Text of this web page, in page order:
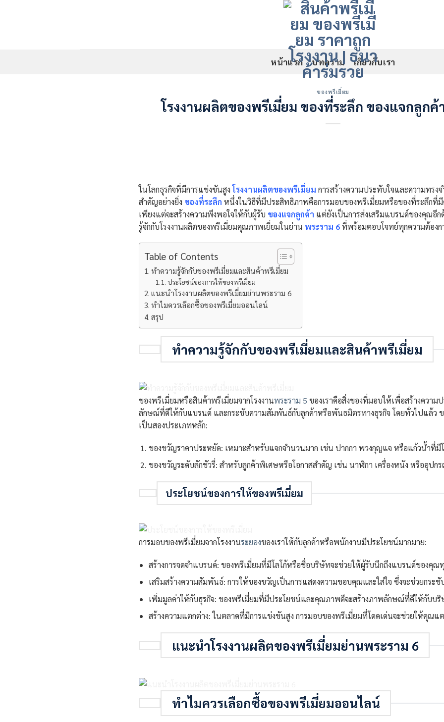
หน้าแรก บทความ เกี่ยวกับเรา
ของพรีเมี่ยม
โรงงานผลิตของพรีเมี่ยม ของที่ระลึก ของแจกลูกค้
ในโลกธุรกิจที่มีการแข่งขันสูงโรงงานผลิตของพรีเมี่ยม การสร้างความประทับใจและความทรง
สำคัญอย่างยิ่ง ของที่ระลึก หนึ่งในวิธีที่มีประสิทธิภาพคือการมอบของพรีเมี่ยมหรือของที่ระลึกที่
เพียงแต่จะสร้างความพึงพอใจให้กับผู้รับ ของแจกลูกค้า แต่ยังเป็นการส่งเสริมแบรนด์ของคุณอี
รู้จักกับโรงงานผลิตของพรีเมี่ยมคุณภาพเยี่ยมในย่าน พระราม 6 ที่พร้อมตอบโจทย์ทุกความต้องก
Table of Contents
ทำความรู้จักกับของพรีเมี่ยมและสินค้าพรีเมี่ยม
ประโยชน์ของการให้ของพรีเมี่ยม
แนะนำโรงงานผลิตของพรีเมี่ยมย่านพระราม 6
ทำไมควรเลือกซื้อของพรีเมี่ยมออนไลน์
สรุป
ทำความรู้จักกับของพรีเมี่ยมและสินค้าพรีเมี่ยม
ของพรีเมี่ยมหรือสินค้าพรีเมี่ยมจากโรงงานพระราม 5 ของเราคือสิ่งของที่มอบให้เพื่อสร้างความ
ลักษณ์ที่ดีให้กับแบรนด์ และกระชับความสัมพันธ์กับลูกค้าหรือพันธมิตรทางธุรกิจ โดยทั่วไปแล้ว
เป็นสองประเภทหลัก:
ของขวัญราคาประหยัด: เหมาะสำหรับแจกจำนวนมาก เช่น ปากกา พวงกุญแจ หรือแก้วน้ำที่มี
ของขวัญระดับลักชัวรี่: สำหรับลูกค้าพิเศษหรือโอกาสสำคัญ เช่น นาฬิกา เครื่องหนัง หรืออุปก
ประโยชน์ของการให้ของพรีเมี่ยม
การมอบของพรีเมี่ยมจากโรงงานระยองของเราให้กับลูกค้าหรือพนักงานมีประโยชน์มากมาย:
สร้างการจดจำแบรนด์: ของพรีเมี่ยมที่มีโลโก้หรือชื่อบริษัทจะช่วยให้ผู้รับนึกถึงแบรนด์ของคุณ
เสริมสร้างความสัมพันธ์: การให้ของขวัญเป็นการแสดงความขอบคุณและใส่ใจ ซึ่งจะช่วยกระ
เพิ่มมูลค่าให้กับธุรกิจ: ของพรีเมี่ยมที่มีประโยชน์และคุณภาพดีจะสร้างภาพลักษณ์ที่ดีให้กับบ
สร้างความแตกต่าง: ในตลาดที่มีการแข่งขันสูง การมอบของพรีเมี่ยมที่โดดเด่นจะช่วยให้คุณแ
แนะนำโรงงานผลิตของพรีเมี่ยมย่านพระราม 6
ทำไมควรเลือกซื้อของพรีเมี่ยมออนไลน์